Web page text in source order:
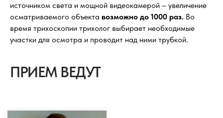
источником света и мощной видеокамерой – увеличение
осматриваемого объекта возможно до 1000 раз. Во
время трихоскопии трихолог выбирает необходимые
участки для осмотра и проводит над ними трубкой.
ПРИЕМ ВЕДУТ